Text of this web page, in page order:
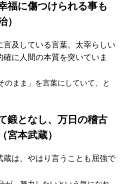
福に傷つけられる事も
）
言及している言葉。太宰らしい
に人間の本質を突いていま
のまま」を言葉にしていて、と
鍛となし、万日の稽古
宮本武蔵）
は、やはり言うことも屈強で